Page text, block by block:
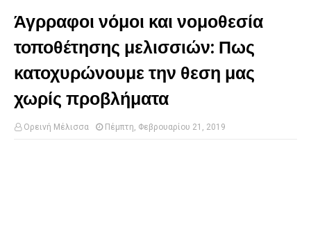
Άγρραφοι νόμοι και νομοθεσία
τοποθέτησης μελισσιών: Πως
κατοχυρώνουμε την θεση μας
χωρίς προβλήματα
Ορεινή Μέλισσα Πέμπτη, Φεβρουαρίου 21, 2019